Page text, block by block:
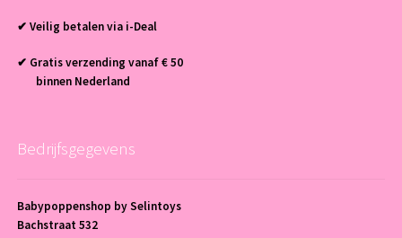
✔ Veilig betalen via i-Deal
✔ Gratis verzending vanaf € 50
binnen Nederland
Bedrijfsgegevens
Babypoppenshop by Selintoys
Bachstraat 532